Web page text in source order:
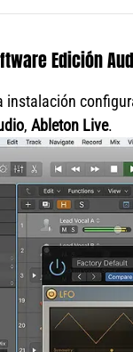
Edición
instalación
, Ableton Live.